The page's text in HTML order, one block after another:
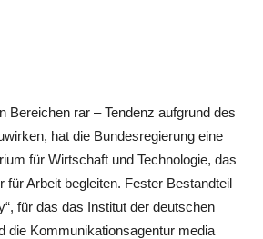
Bereichen rar – Tendenz aufgrund des
hat die Bundesregierung eine
für Wirtschaft und Technologie, das
für Arbeit begleiten. Fester Bestandteil
für das das Institut der deutschen
die Kommunikationsagentur media